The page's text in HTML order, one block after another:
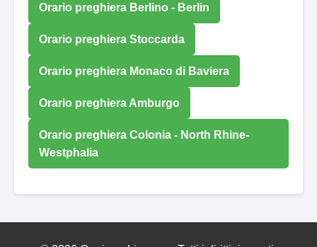
Orario preghiera Berlino - Berlin
Orario preghiera Stoccarda
Orario preghiera Monaco di Baviera
Orario preghiera Amburgo
Orario preghiera Colonia - North Rhine-
Westphalia